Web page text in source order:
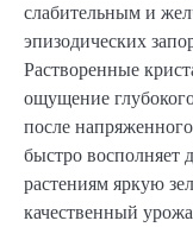
слабительным и
эпизодических
Растворенные
ощущение
после
быстро восполняет
растениям яркую
качественный